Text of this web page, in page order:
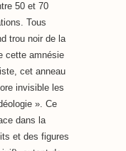
50 et 70
Tous
trou noir de la
cette amnésie
cet anneau
invisible les
». Ce
dans la
et des figures